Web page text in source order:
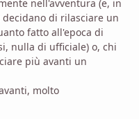
nell'avventura (e, in
di rilasciare un
fatto all'epoca di
nulla di ufficiale) o, chi
più avanti un
molto